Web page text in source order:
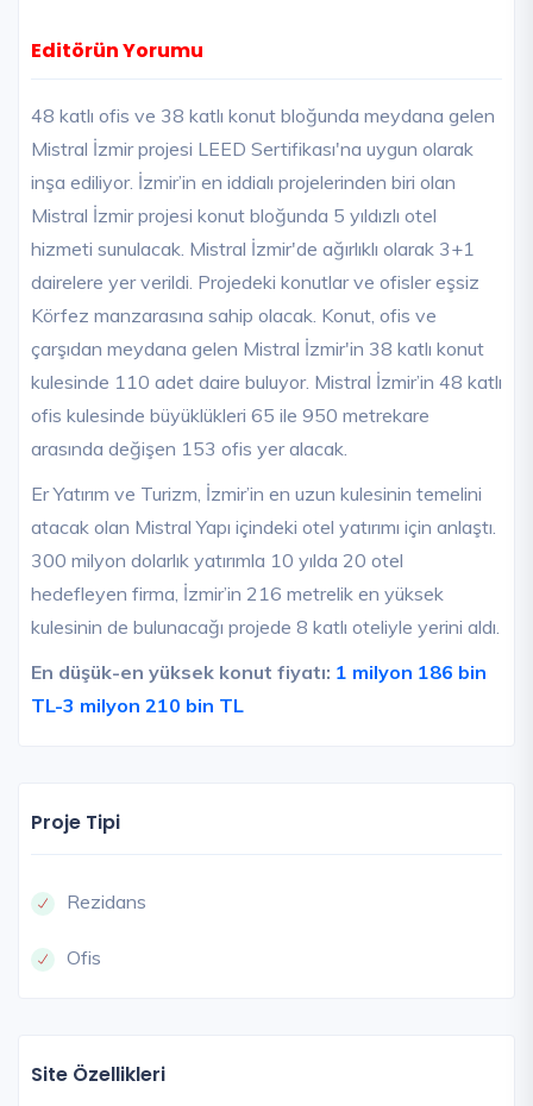
Editörün Yorumu
48 katlı ofis ve 38 katlı konut bloğunda meydana gelen
Mistral İzmir projesi LEED Sertifikası'na uygun olarak
inşa ediliyor. İzmir’in en iddialı projelerinden biri olan
Mistral İzmir projesi konut bloğunda 5 yıldızlı otel
hizmeti sunulacak. Mistral İzmir'de ağırlıklı olarak 3+1
dairelere yer verildi. Projedeki konutlar ve ofisler eşsiz
Körfez manzarasına sahip olacak. Konut, ofis ve
çarşıdan meydana gelen Mistral İzmir'in 38 katlı konut
kulesinde 110 adet daire buluyor. Mistral İzmir’in 48 katlı
ofis kulesinde büyüklükleri 65 ile 950 metrekare
arasında değişen 153 ofis yer alacak.
Er Yatırım ve Turizm, İzmir’in en uzun kulesinin temelini
atacak olan Mistral Yapı içindeki otel yatırımı için anlaştı.
300 milyon dolarlık yatırımla 10 yılda 20 otel
hedefleyen firma, İzmir’in 216 metrelik en yüksek
kulesinin de bulunacağı projede 8 katlı oteliyle yerini aldı.
En düşük-en yüksek konut fiyatı: 1 milyon 186 bin
TL-3 milyon 210 bin TL
Proje Tipi
Rezidans
Ofis
Site Özellikleri